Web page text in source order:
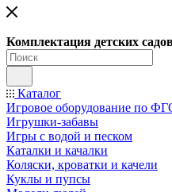
Комплектация детских
Каталог
Игровое оборудование по
Игрушки-забавы
Игры с водой и песком
Каталки и качалки
Коляски, кроватки и качели
Куклы и пупсы